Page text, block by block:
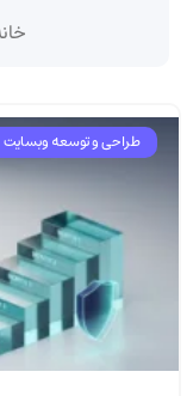
طراحی و توسعه وبسایت